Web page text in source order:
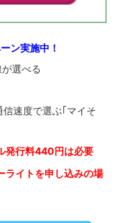
ン実施中！
選べる
速度で選ぶ｢マイそ
発行料440円は必要
イトを申し込みの場